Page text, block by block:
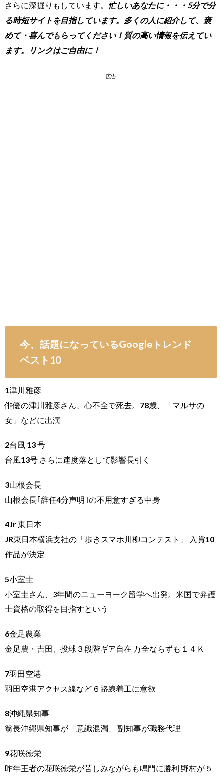
さらに深掘りもしています。 忙しいあなたに・・・5分で分
る時短サイトを目指しています。多くの人に紹介して、褒
めて・喜んでもらってください！質の高い情報を伝えてい
ます。リンクはご自由に！
広告
今、話題になっているGoogleトレンド
ベスト10
1津川雅彦
俳優の津川雅彦さん、心不全で死去。78歳、「マルサの
女」などに出演
2台風 13 号
台風13号 さらに速度落として影響長引く
3山根会長
山根会長｢辞任4分声明｣の不用意すぎる中身
4Jr 東日本
JR東日本横浜支社の「歩きスマホ川柳コンテスト」 入賞10
作品が決定
5小室圭
小室圭さん、3年間のニューヨーク留学へ出発。米国で弁護
士資格の取得を目指すという
6金足農業
金足農・吉田、投球３段階ギア自在 万全ならずも１４Ｋ
7羽田空港
羽田空港アクセス線など６路線着工に意欲
8沖縄県知事
翁長沖縄県知事が「意識混濁」 副知事が職務代理
9花咲徳栄
昨年王者の花咲徳栄が苦しみながらも鳴門に勝利 野村が５